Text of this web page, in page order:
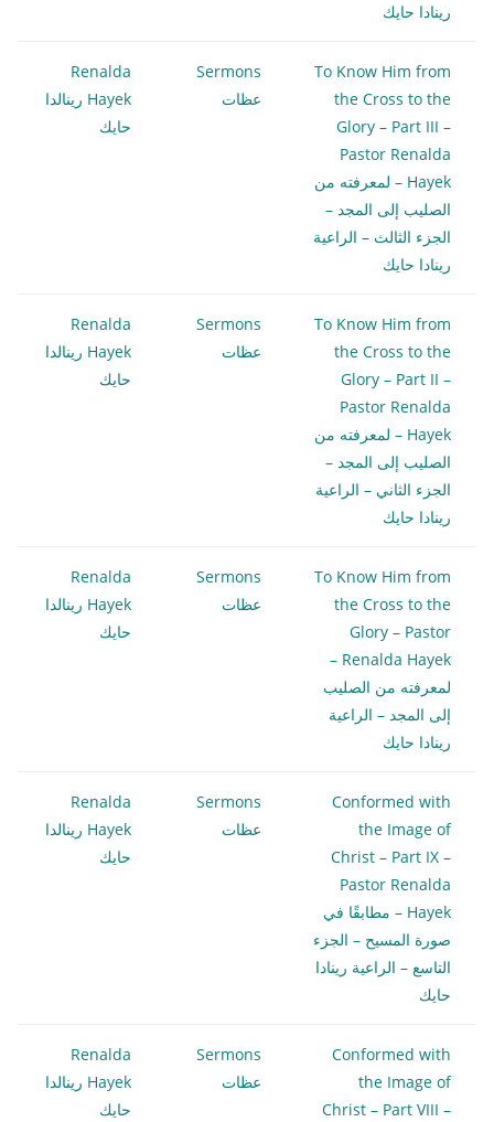
رينادا حايك
To Know Him from
the Cross to the
Glory – Part III –
Pastor Renalda
Hayek – لمعرفته من
الصليب إلى المجد –
الجزء الثالث – الراعية
رينادا حايك
Sermons
عظات
Renalda
Hayek رينالدا
حايك
To Know Him from
the Cross to the
Glory – Part II –
Pastor Renalda
Hayek – لمعرفته من
الصليب إلى المجد –
الجزء الثاني – الراعية
رينادا حايك
Sermons
عظات
Renalda
Hayek رينالدا
حايك
To Know Him from
the Cross to the
Glory – Pastor
Renalda Hayek –
لمعرفته من الصليب
إلى المجد – الراعية
رينادا حايك
Sermons
عظات
Renalda
Hayek رينالدا
حايك
Conformed with
the Image of
Christ – Part IX –
Pastor Renalda
Hayek – مطابقًا في
صورة المسيح – الجزء
التاسع – الراعية رينادا
حايك
Sermons
عظات
Renalda
Hayek رينالدا
حايك
Conformed with
the Image of
Christ – Part VIII –
Sermons
عظات
Renalda
Hayek رينالدا
حايك